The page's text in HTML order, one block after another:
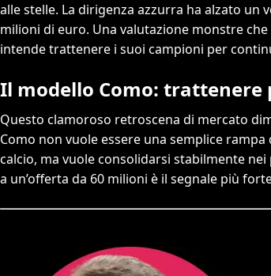
alle stelle. La dirigenza azzurra ha alzato
milioni di euro. Una valutazione monstre
intende trattenere i suoi campioni per
Il modello Como: trattenere
Questo clamoroso retroscena di mercato
Como non vuole essere una semplice
calcio, ma vuole consolidarsi stabilmente
a un’offerta da 60 milioni è il segnale più